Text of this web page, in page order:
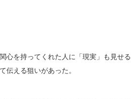
心を持ってくれた人に「現実」も見せ
伝える狙いがあった。